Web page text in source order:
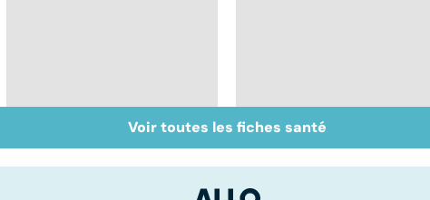
Phlébites : une
affection à traiter
Faire du sport à
domicile, c'est facile
Voir toutes les fiches santé